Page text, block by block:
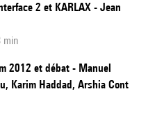
2 et KARLAX - Jean
min
2012 et débat - Manuel
Karim Haddad, Arshia Cont